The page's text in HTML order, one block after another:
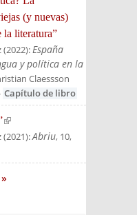
(y nuevas)
la literatura”
(2022): España
y política en la
Claessson
Capítulo de libro
is external)
(2021):Abriu, 10,